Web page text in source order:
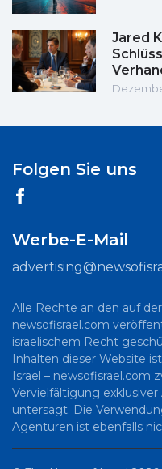
Jared
Folgen Sie uns
Werbe-E-Mail
Alle Rechte an den auf
newsofisrael.com
israelischem Recht
Inhalten dieser Website
Israel – newsofisrael.com
Vervielfältigung
untersagt. Die
Agenturen ist ebenfalls